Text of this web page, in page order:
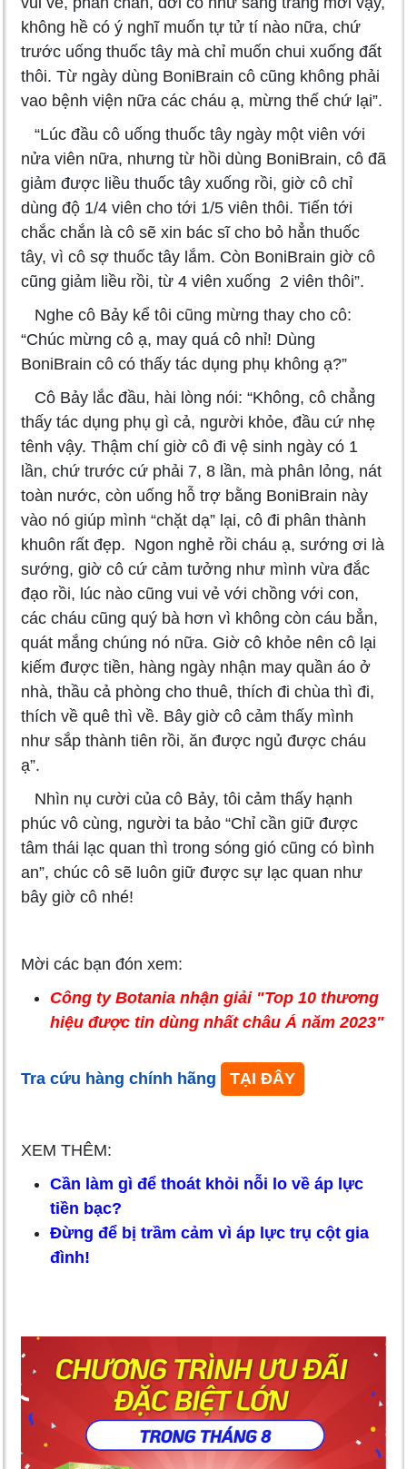
không hề có ý nghĩ muốn tự tử tí nào nữa, chứ
trước uống thuốc tây mà chỉ muốn chui xuống đất
thôi. Từ ngày dùng BoniBrain cô cũng không phải
vao bệnh viện nữa các cháu ạ, mừng thế chứ lại”.
“Lúc đầu cô uống thuốc tây ngày một viên với
nửa viên nữa, nhưng từ hồi dùng BoniBrain, cô đã
giảm được liều thuốc tây xuống rồi, giờ cô chỉ
dùng độ 1/4 viên cho tới 1/5 viên thôi. Tiến tới
chắc chắn là cô sẽ xin bác sĩ cho bỏ hẳn thuốc
tây, vì cô sợ thuốc tây lắm. Còn BoniBrain giờ cô
cũng giảm liều rồi, từ 4 viên xuống 2 viên thôi”.
Nghe cô Bảy kể tôi cũng mừng thay cho cô:
“Chúc mừng cô ạ, may quá cô nhỉ! Dùng
BoniBrain cô có thấy tác dụng phụ không ạ?”
Cô Bảy lắc đầu, hài lòng nói: “Không, cô chẳng
thấy tác dụng phụ gì cả, người khỏe, đầu cứ nhẹ
tênh vậy. Thậm chí giờ cô đi vệ sinh ngày có 1
lần, chứ trước cứ phải 7, 8 lần, mà phân lỏng, nát
toàn nước, còn uống hỗ trợ bằng BoniBrain này
vào nó giúp mình “chặt dạ” lại, cô đi phân thành
khuôn rất đẹp. Ngon nghẻ rồi cháu ạ, sướng ơi là
sướng, giờ cô cứ cảm tưởng như mình vừa đắc
đạo rồi, lúc nào cũng vui vẻ với chồng với con,
các cháu cũng quý bà hơn vì không còn cáu bẳn,
quát mắng chúng nó nữa. Giờ cô khỏe nên cô lại
kiếm được tiền, hàng ngày nhận may quần áo ở
nhà, thầu cả phòng cho thuê, thích đi chùa thì đi,
thích về quê thì về. Bây giờ cô cảm thấy mình
như sắp thành tiên rồi, ăn được ngủ được cháu
ạ”.
Nhìn nụ cười của cô Bảy, tôi cảm thấy hạnh
phúc vô cùng, người ta bảo “Chỉ cần giữ được
tâm thái lạc quan thì trong sóng gió cũng có bình
an”, chúc cô sẽ luôn giữ được sự lạc quan như
bây giờ cô nhé!
Mời các bạn đón xem:
Công ty Botania nhận giải "Top 10 thương
hiệu được tin dùng nhất châu Á năm 2023"
Tra cứu hàng chính hãng TẠI ĐÂY
XEM THÊM:
Cần làm gì để thoát khỏi nỗi lo về áp lực
tiền bạc?
Đừng để bị trầm cảm vì áp lực trụ cột gia
đình!